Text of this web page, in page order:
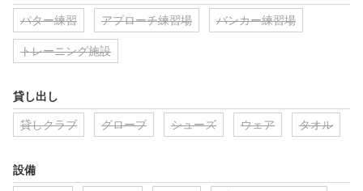
パター練習 アプローチ練習場 バンカー練習場
トレーニング施設
貸し出し
貸しクラブ グローブ シューズ ウェア タオル
設備